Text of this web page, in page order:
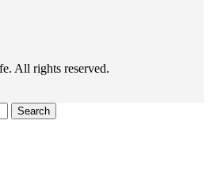
All rights reserved.
Search